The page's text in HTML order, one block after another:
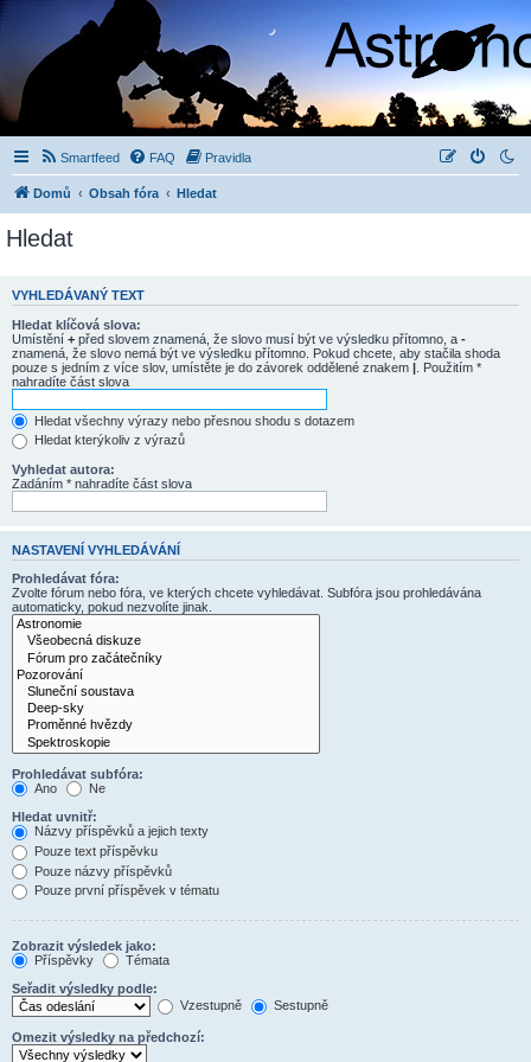
Smartfeed FAQ Pravidla
Domů Obsah fóra Hledat
Hledat
VYHLEDÁVANÝ TEXT
Hledat klíčová slova:
Umístění + před slovem znamená, že slovo musí být ve výsledku přítomno, a -
znamená, že slovo nemá být ve výsledku přítomno. Pokud chcete, aby stačila shoda
pouze s jedním z více slov, umístěte je do závorek oddělené znakem | . Použitím *
nahradíte část slova
Hledat všechny výrazy nebo přesnou shodu s dotazem
Hledat kterýkoliv z výrazů
Vyhledat autora:
Zadáním * nahradíte část slova
NASTAVENÍ VYHLEDÁVÁNÍ
Prohledávat fóra:
Zvolte fórum nebo fóra, ve kterých chcete vyhledávat. Subfóra jsou prohledávána
automaticky, pokud nezvolíte jinak.
Prohledávat subfóra:
Ano
Ne
Hledat uvnitř:
Názvy příspěvků a jejich texty
Pouze text příspěvku
Pouze názvy příspěvků
Pouze první příspěvek v tématu
Zobrazit výsledek jako:
Příspěvky
Témata
Seřadit výsledky podle:
Vzestupně
Sestupně
Omezit výsledky na předchozí: